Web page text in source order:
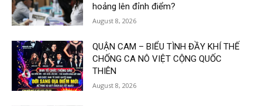
hoảng lên đỉnh điểm?
August 8, 2026
QUẬN CAM – BIỂU TÌNH ĐẦY KHÍ THẾ
CHỐNG CA NÔ VIỆT CỘNG QUỐC
THIÊN
August 8, 2026